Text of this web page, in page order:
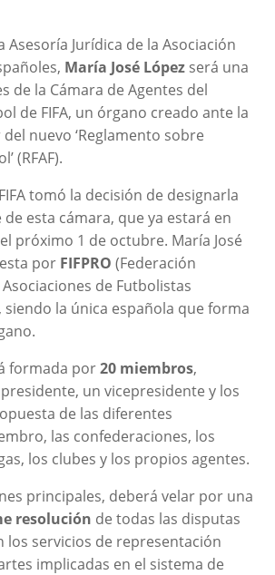
Asesoría Jurídica de la Asociación
María José Lópezserá una
de la Cámara de Agentes del
de FIFA, un órgano creado ante la
nuevo ‘Reglamento sobre
(RFAF).
tomó la decisión de designarla
esta cámara, que ya estará en
próximo 1 de octubre. María José
por FIFPRO (Federación
de Futbolistas
siendo la única española que forma
formada por20 miembros,
un vicepresidente y los
de las diferentes
las confederaciones, los
los clubes y los propios agentes.
principales, deberá velar por una
resolución de todas las disputas
los servicios de representación
implicadas en el sistema de